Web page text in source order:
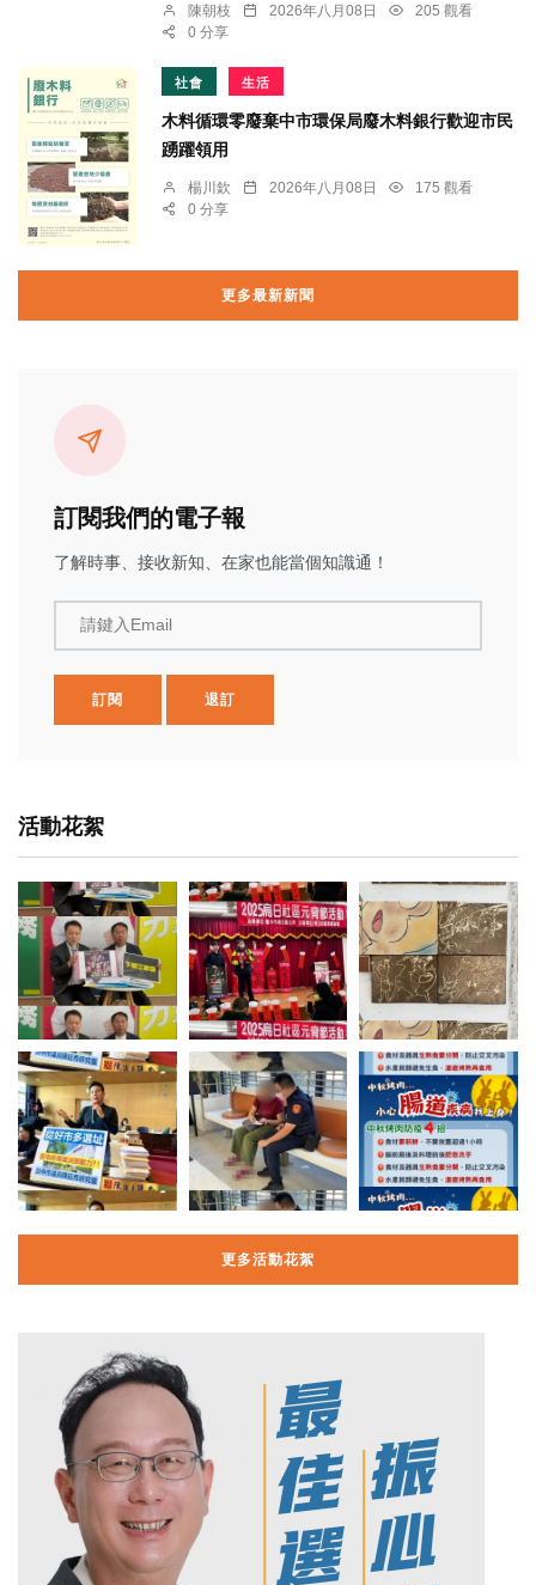
陳朝枝 2026年八月08日
205 觀看
0 分享
社會 生活
木料循環零廢棄中市環保局廢木料銀行歡迎市民
踴躍領用
楊川欽 2026年八月08日
175 觀看
0 分享
更多最新新聞
訂閱我們的電子報
了解時事、接收新知、在家也能當個知識通！
請鍵入Email
訂閱 退訂
活動花絮
更多活動花絮